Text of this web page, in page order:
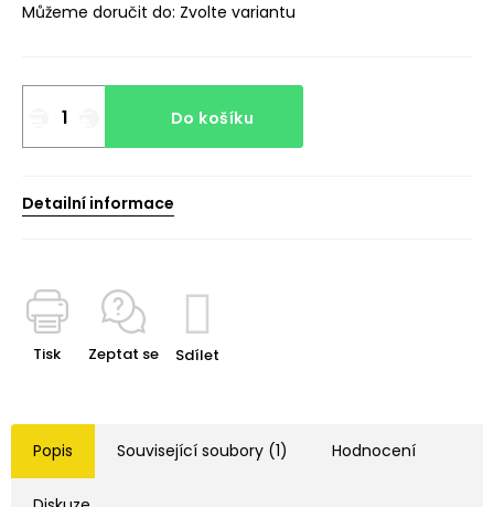
Můžeme doručit do: Zvolte variantu
Do košíku
Detailní informace
Tisk Zeptat se Sdílet
Popis Související soubory (1) Hodnocení